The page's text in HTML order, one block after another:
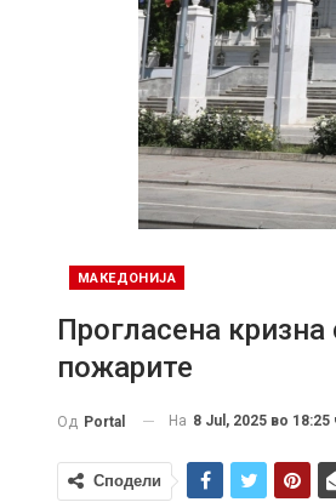
МАКЕДОНИЈА
Прогласена кризна
пожарите
Од Portal На 8 Jul, 2025 во 18:25
Сподели